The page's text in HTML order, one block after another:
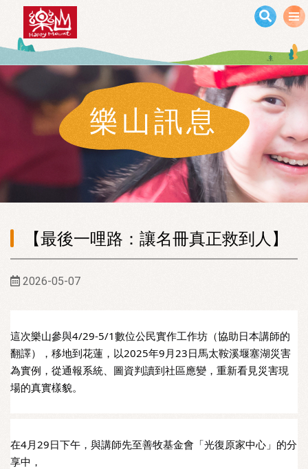
移至主內容
樂山訊息
【最後一哩路：讓名冊真正救到人】
2026-05-07
這次樂山參與4/29-5/1數位公民實作工作坊（協助日本講師的
翻譯），移地到花蓮，以2025年9月23日馬太鞍溪堰塞湖災害
為實例，從通報系統、圖資判讀到社區應變，重新看見災害現
場的真實樣貌。
在4月29日下午，與講師先至善牧基金會「光復原家中心」的分
享中，